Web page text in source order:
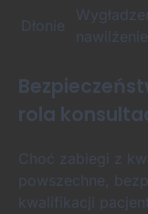
Dłonie
nawilżenie
rola
Choć zabiegi z
powszechne,
kwalifikacji